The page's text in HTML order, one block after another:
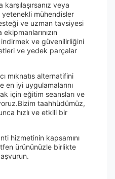
veya
yetenekli mühendisler
ve uzman tavsiyesi
ve güvenilirliğini
ve yedek parçalar
mıknatıs alternatifini
en iyi uygulamalarını
için eğitim seansları ve
taahhüdümüz,
hızlı ve etkili bir
hizmetinin kapsamını
ürününüzle birlikte